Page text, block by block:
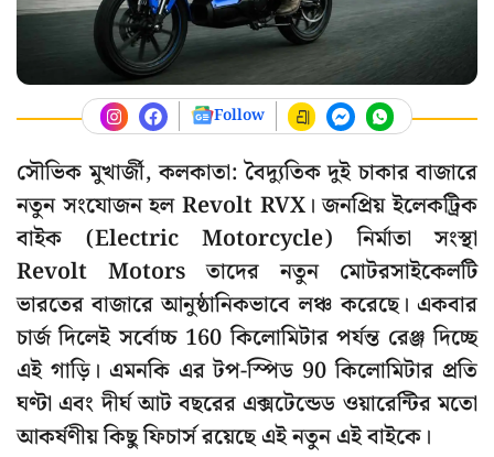
Follow
সৌভিক মুখার্জী, কলকাতা: বৈদ্যুতিক দুই চাকার বাজারে
নতুন সংযোজন হল Revolt RVX। জনপ্রিয় ইলেকট্রিক
বাইক (Electric Motorcycle) নির্মাতা সংস্থা
Revolt Motors তাদের নতুন মোটরসাইকেলটি
ভারতের বাজারে আনুষ্ঠানিকভাবে লঞ্চ করেছে। একবার
চার্জ দিলেই সর্বোচ্চ 160 কিলোমিটার পর্যন্ত রেঞ্জ দিচ্ছে
এই গাড়ি। এমনকি এর টপ-স্পিড 90 কিলোমিটার প্রতি
ঘণ্টা এবং দীর্ঘ আট বছরের এক্সটেন্ডেড ওয়ারেন্টির মতো
আকর্ষণীয় কিছু ফিচার্স রয়েছে এই নতুন এই বাইকে।